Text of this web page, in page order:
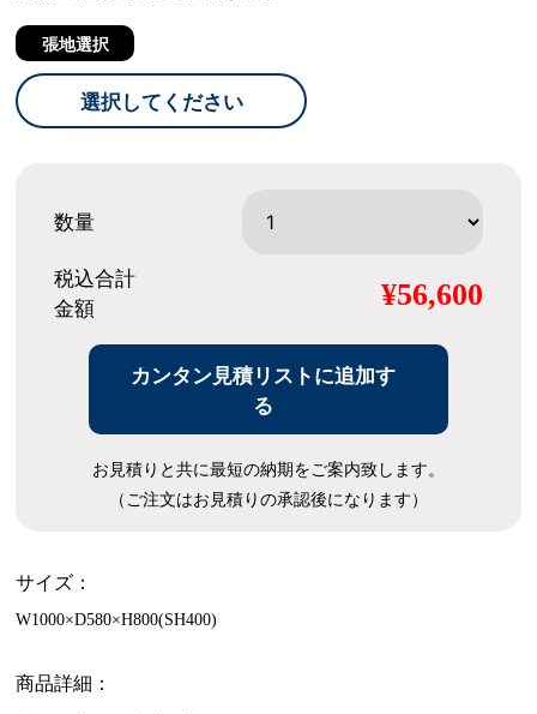
張地選択
選択してください
数量
税込合計
金額
¥56,600
カンタン見積リストに追加す
る
お見積りと共に最短の納期をご案内致します。
（ご注文はお見積りの承認後になります）
サイズ：
W1000×D580×H800(SH400)
商品詳細：